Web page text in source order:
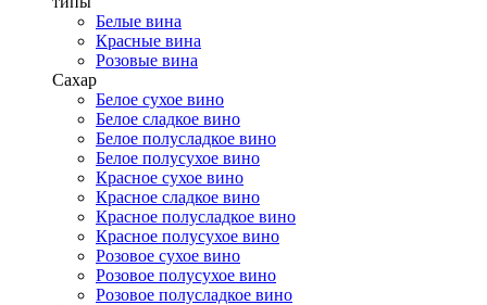
Белые вина
Красные вина
Розовые вина
Сахар
Белое сухое вино
Белое сладкое вино
Белое полусладкое вино
Белое полусухое вино
Красное сухое вино
Красное сладкое вино
Красное полусладкое вино
Красное полусухое вино
Розовое сухое вино
Розовое полусухое вино
Розовое полусладкое вино